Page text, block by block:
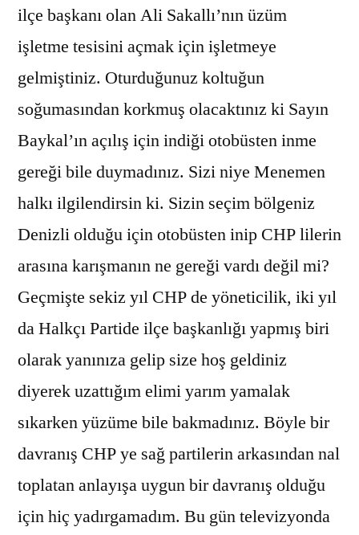
ilçe başkanı olan Ali Sakallı’nın üzüm
işletme tesisini açmak için işletmeye
gelmiştiniz. Oturduğunuz koltuğun
soğumasından korkmuş olacaktınız ki Sayın
Baykal’ın açılış için indiği otobüsten inme
gereği bile duymadınız. Sizi niye Menemen
halkı ilgilendirsin ki. Sizin seçim bölgeniz
Denizli olduğu için otobüsten inip CHP lilerin
arasına karışmanın ne gereği vardı değil mi?
Geçmişte sekiz yıl CHP de yöneticilik, iki yıl
da Halkçı Partide ilçe başkanlığı yapmış biri
olarak yanınıza gelip size hoş geldiniz
diyerek uzattığım elimi yarım yamalak
sıkarken yüzüme bile bakmadınız. Böyle bir
davranış CHP ye sağ partilerin arkasından nal
toplatan anlayışa uygun bir davranış olduğu
için hiç yadırgamadım. Bu gün televizyonda